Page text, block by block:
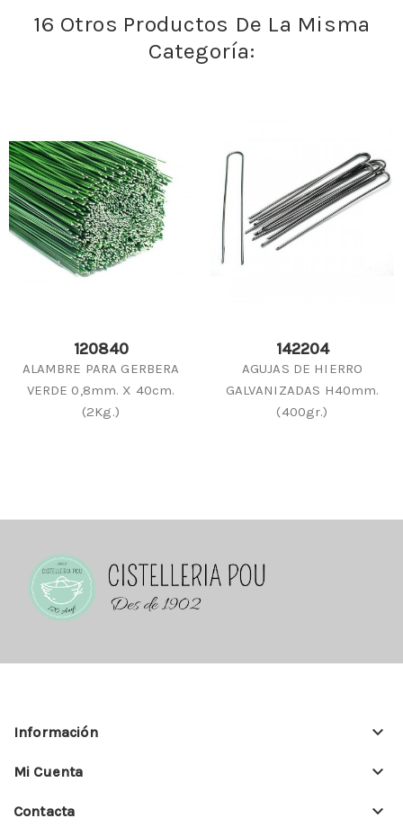
16 Otros Productos De La Misma
Categoría:
120840
ALAMBRE PARA GERBERA
VERDE 0,8mm. X 40cm.
(2Kg.)
142204
AGUJAS DE HIERRO
GALVANIZADAS H40mm.
(400gr.)
Información keyboard_arrow_down
Mi Cuenta keyboard_arrow_down
Contacta keyboard_arrow_down